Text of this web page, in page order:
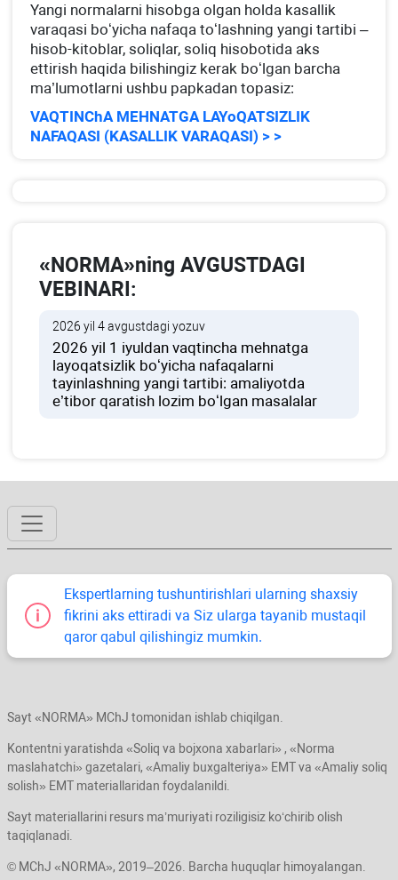
Yangi normalarni hisobga olgan holda kasallik
varaqasi boʻyicha nafaqa toʻlashning yangi tartibi –
hisob-kitoblar, soliqlar, soliq hisobotida aks
ettirish haqida bilishingiz kerak boʻlgan barcha
ma’lumotlarni ushbu papkadan topasiz:
VAQTINChA MEHNATGA LAYoQATSIZLIK
NAFAQASI (KASALLIK VARAQASI) > >
«NORMA»ning AVGUSTDAGI
VEBINARI:
2026 yil 4 avgustdagi yozuv
2026 yil 1 iyuldan vaqtincha mehnatga
layoqatsizlik boʻyicha nafaqalarni
tayinlashning yangi tartibi: amaliyotda
e’tibor qaratish lozim boʻlgan masalalar
Ekspertlarning tushuntirishlari ularning shaхsiy
fikrini aks ettiradi va Siz ularga tayanib mustaqil
qaror qabul qilishingiz mumkin.
Sayt «NORMA» MChJ tomonidan ishlab chiqilgan.
Kontentni yaratishda «Soliq va bojхona хabarlari» , «Norma
maslahatchi» gazetalari, «Amaliy buхgalteriya» EMT va «Amaliy soliq
solish» EMT materiallaridan foydalanildi.
Sayt materiallarini resurs ma’muriyati roziligisiz koʻchirib olish
taqiqlanadi.
© MChJ «NORMA», 2019–2026. Barcha huquqlar himoyalangan.